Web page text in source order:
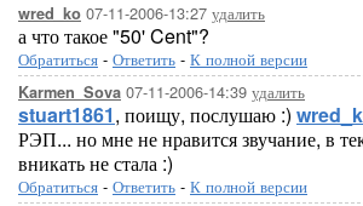
wred_ko 07-11-2006-13:27 удалить
а что такое "50' Cent"?
Обратиться - Ответить - К полной версии
Karmen_Sova 07-11-2006-14:39 удалить
stuart1861, поищу, послушаю :)
РЭП... но мне не нравится звучание, в
вникать не стала :)
Обратиться - Ответить - К полной версии